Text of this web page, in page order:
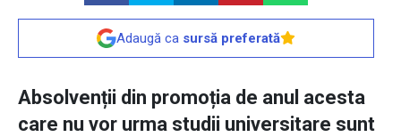
Adaugă ca sursă preferată
Absolvenții din promoția de anul acesta
care nu vor urma studii universitare sunt